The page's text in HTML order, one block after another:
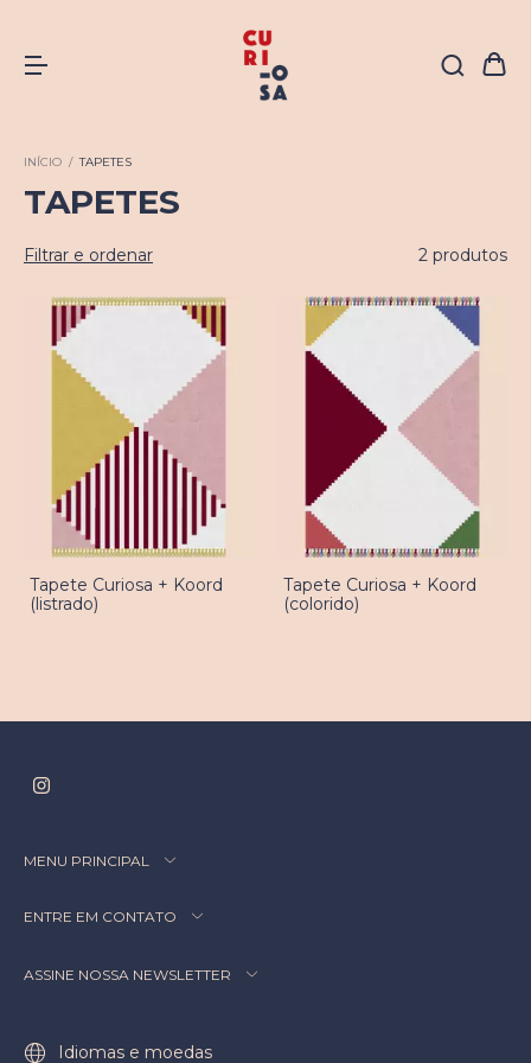
INÍCIO / TAPETES
TAPETES
Filtrar e ordenar 2 produtos
Tapete Curiosa + Koord
(listrado)
Tapete Curiosa + Koord
(colorido)
MENU PRINCIPAL
ENTRE EM CONTATO
ASSINE NOSSA NEWSLETTER
Idiomas e moedas